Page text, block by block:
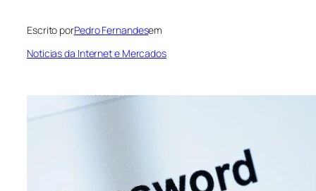
Escrito porPedro Fernandesem
Noticias da Internet e Mercados